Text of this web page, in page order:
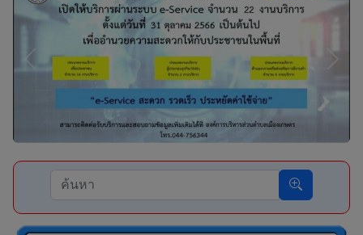
Previous